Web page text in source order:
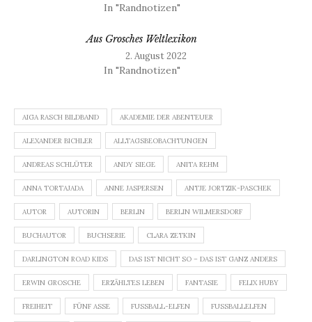
In "Randnotizen"
Aus Grosches Weltlexikon
2. August 2022
In "Randnotizen"
AIGA RASCH BILDBAND AKADEMIE DER ABENTEUER
ALEXANDER BICHLER ALLTAGSBEOBACHTUNGEN
ANDREAS SCHLÜTER ANDY SIEGE ANITA REHM
ANNA TORTAJADA ANNE JASPERSEN ANTJE JORTZIK-PASCHEK
AUTOR AUTORIN BERLIN BERLIN WILMERSDORF
BUCHAUTOR BUCHSERIE CLARA ZETKIN
DARLINGTON ROAD KIDS DAS IST NICHT SO – DAS IST GANZ ANDERS
ERWIN GROSCHE ERZÄHLTES LEBEN FANTASIE FELIX HUBY
FREIHEIT FÜNF ASSE FUSSBALL-ELFEN FUSSBALLELFEN